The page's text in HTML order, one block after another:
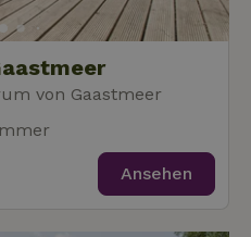
von Gaastmeer
Ansehen